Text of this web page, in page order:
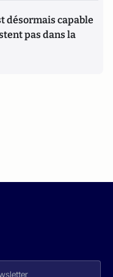
désormais capable
pas dans la